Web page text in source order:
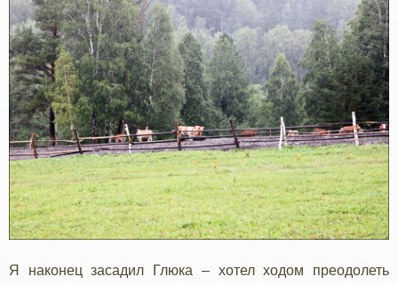
Я наконец засадил Глюка – хотел ходом преодолеть